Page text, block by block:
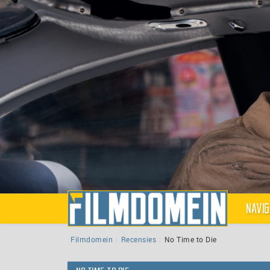
Filmdomein Recensies No Time to Die